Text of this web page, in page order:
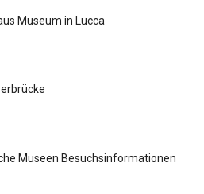
Museum in Lucca
Museen Besuchsinformationen